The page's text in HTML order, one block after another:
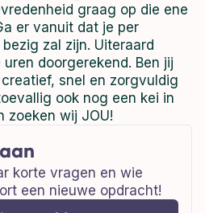
graag op die ene
er vanuit dat je per
zal zijn. Uiteraard
doorgerekend. Ben jij
snel en zorgvuldig
ook nog een kei in
zoeken wij JOU!
korte vragen en wie
een nieuwe opdracht!